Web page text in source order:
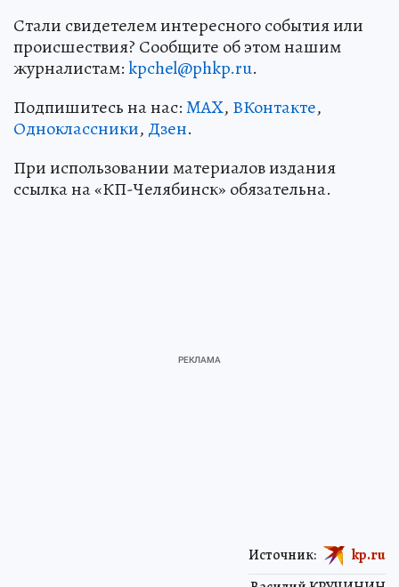
Стали свидетелем интересного события или
происшествия? Сообщите об этом нашим
журналистам:kpchel@phkp.ru.
Подпишитесь на нас:MAX, ВКонтакте,
Одноклассники, Дзен.
При использовании материалов издания
ссылка на «КП-Челябинск» обязательна.
Источник: kp.ru